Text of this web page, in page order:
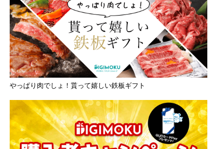
やっぱり肉でしょ！貰って嬉しい鉄板ギフト